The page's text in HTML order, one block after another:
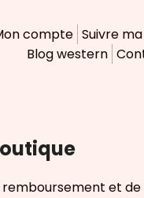
compte Suivre
Blog western
remboursement et